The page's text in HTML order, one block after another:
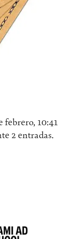
febrero, 10:41
2 entradas.